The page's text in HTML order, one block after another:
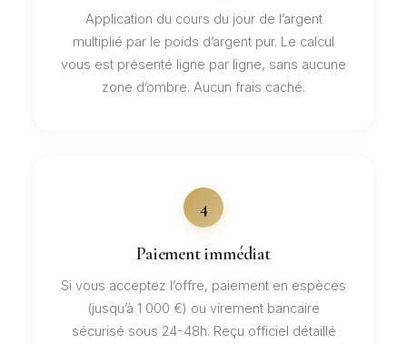
Application du cours du jour de l’argent
multiplié par le poids d’argent pur. Le calcul
vous est présenté ligne par ligne, sans aucune
zone d’ombre. Aucun frais caché.
4
Paiement immédiat
Si vous acceptez l’offre, paiement en espèces
(jusqu’à 1 000 €) ou virement bancaire
sécurisé sous 24-48h. Reçu officiel détaillé